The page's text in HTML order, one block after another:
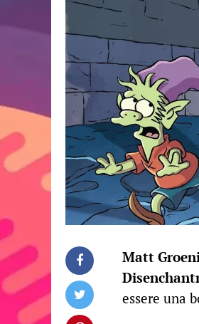
Matt
essere una